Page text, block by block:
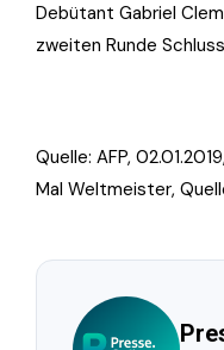
Debütant Gabriel
zweiten Runde
Quelle: AFP,
Mal Weltmeister,